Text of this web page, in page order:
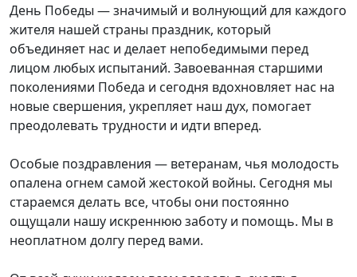
День Победы — значимый и волнующий для каждого
жителя нашей страны праздник, который
объединяет нас и делает непобедимыми перед
лицом любых испытаний. Завоеванная старшими
поколениями Победа и сегодня вдохновляет нас на
новые свершения, укрепляет наш дух, помогает
преодолевать трудности и идти вперед.
Особые поздравления — ветеранам, чья молодость
опалена огнем самой жестокой войны. Сегодня мы
стараемся делать все, чтобы они постоянно
ощущали нашу искреннюю заботу и помощь. Мы в
неоплатном долгу перед вами.